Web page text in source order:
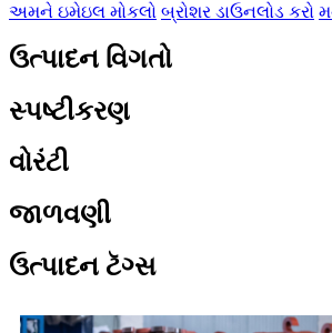
અમને ઇમેઇલ મોકલો બ્રોશર ડાઉનલોડ કરો
ઉત્પાદન વિગતો
સ્પષ્ટીકરણ
વોરંટી
જાળવણી
ઉત્પાદન ટૅગ્સ